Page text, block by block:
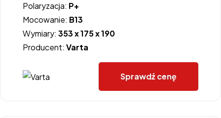
Polaryzacja: P+
Mocowanie: B13
Wymiary: 353 x 175 x 190
Producent: Varta
Sprawdź cenę